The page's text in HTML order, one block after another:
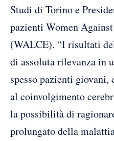
Studi di Torino e
pazienti Women
(WALCE). “I risultati
di assoluta rilevanza in
spesso pazienti giovani,
al coinvolgimento
la possibilità di
prolungato della